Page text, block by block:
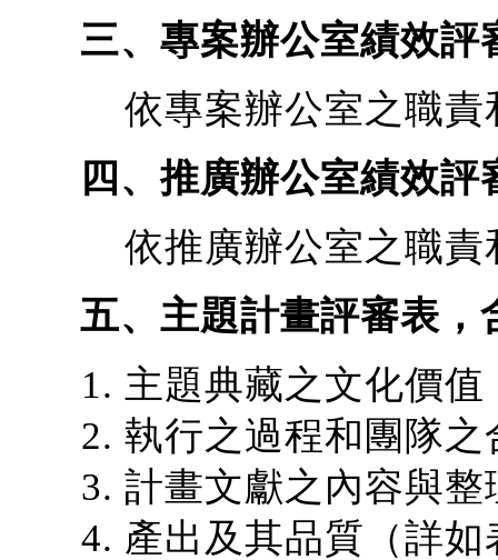
三、專案辦公室績效評
依專案辦公室之職
四、推廣辦公室績效評
依推廣辦公室之職
五、主題計畫評審表，
主題典藏之文化價值
執行之過程和團隊之
計畫文獻之內容與整
產出及其品質（詳如